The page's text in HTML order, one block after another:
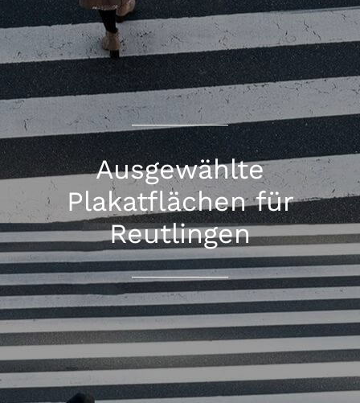
Ausgewählte
Plakatflächen für
Reutlingen